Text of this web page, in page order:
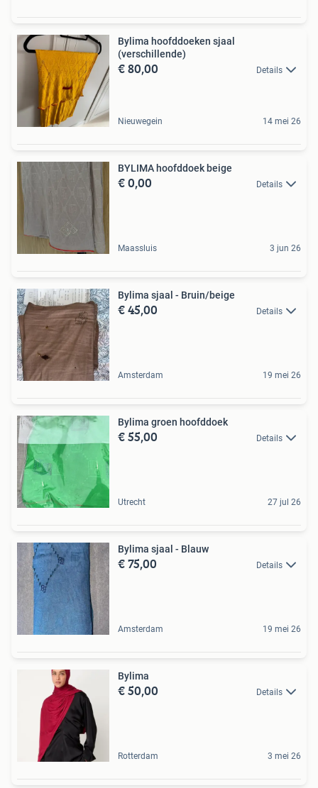
Bylima hoofddoeken sjaal
(verschillende)
€ 80,00 Details
Nieuwegein 14 mei 26
BYLIMA hoofddoek beige
€ 0,00 Details
Maassluis 3 jun 26
Bylima sjaal - Bruin/beige
€ 45,00 Details
Amsterdam 19 mei 26
Bylima groen hoofddoek
€ 55,00 Details
Utrecht 27 jul 26
Bylima sjaal - Blauw
€ 75,00 Details
Amsterdam 19 mei 26
Bylima
€ 50,00 Details
Rotterdam 3 mei 26